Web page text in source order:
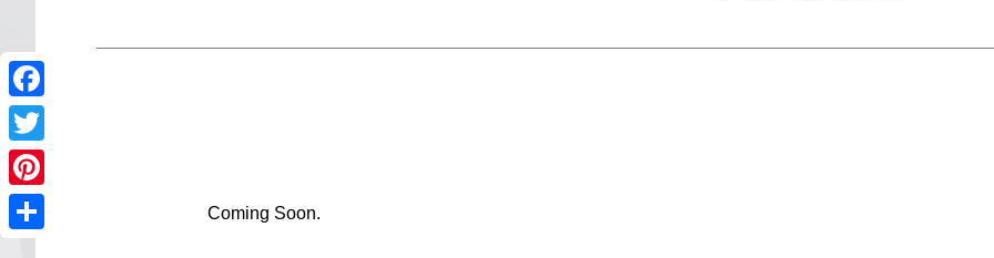
Facebook
Twitter
Pinterest
Coming Soon.